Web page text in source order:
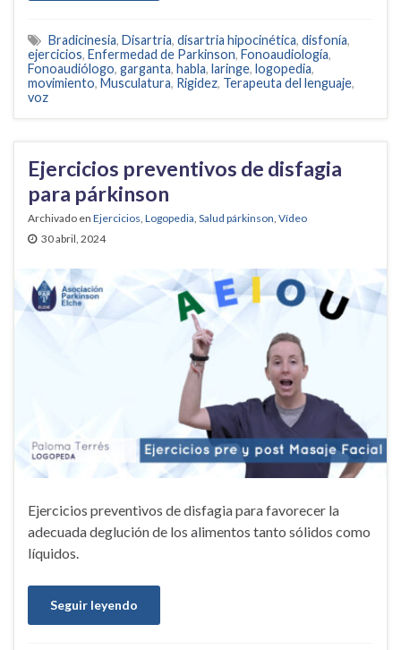
Bradicinesia, Disartria, disartria hipocinética, disfonía,
ejercicios, Enfermedad de Parkinson, Fonoaudiología,
Fonoaudiólogo, garganta, habla, laringe, logopedia,
movimiento, Musculatura, Rigidez, Terapeuta del lenguaje,
voz
Ejercicios preventivos de disfagia
para párkinson
Archivado en Ejercicios, Logopedia, Salud párkinson, Vídeo
30 abril, 2024
Ejercicios preventivos de disfagia para favorecer la
adecuada deglución de los alimentos tanto sólidos como
líquidos.
Seguir leyendo